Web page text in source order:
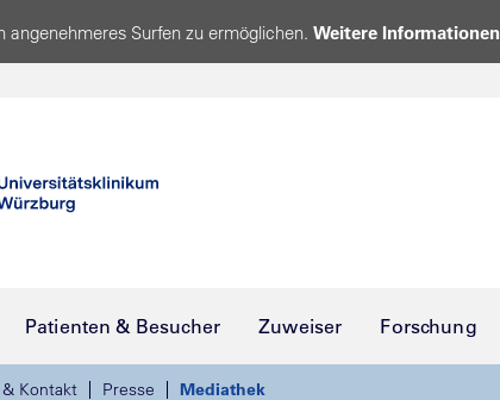
Surfen zu ermöglichen. Weitere Informationen
Patienten & Besucher Zuweiser Forschung
Kontakt Presse Mediathek